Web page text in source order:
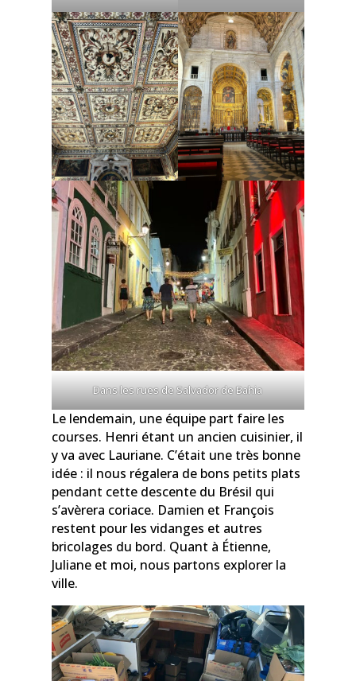
Dans les rues de Salvador de Bahia
Le lendemain, une équipe part faire les
courses. Henri étant un ancien cuisinier, il
y va avec Lauriane. C’était une très bonne
idée : il nous régalera de bons petits plats
pendant cette descente du Brésil qui
s’avèrera coriace. Damien et François
restent pour les vidanges et autres
bricolages du bord. Quant à Étienne,
Juliane et moi, nous partons explorer la
ville.